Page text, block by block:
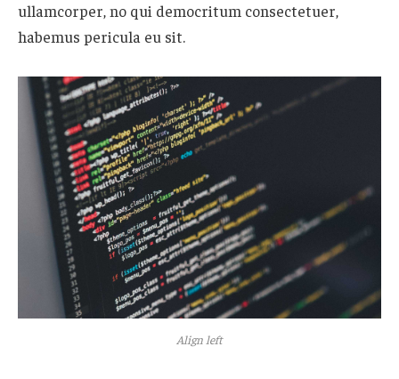
ullamcorper, no qui democritum consectetuer,
habemus pericula eu sit.
Align left